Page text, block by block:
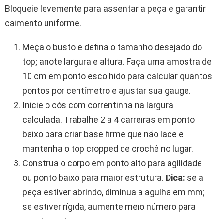
Bloqueie levemente para assentar a peça e garantir
caimento uniforme.
Meça o busto e defina o tamanho desejado do
top; anote largura e altura. Faça uma amostra de
10 cm em ponto escolhido para calcular quantos
pontos por centímetro e ajustar sua gauge.
Inicie o cós com correntinha na largura
calculada. Trabalhe 2 a 4 carreiras em ponto
baixo para criar base firme que não lace e
mantenha o top cropped de crochê no lugar.
Construa o corpo em ponto alto para agilidade
ou ponto baixo para maior estrutura. Dica: se a
peça estiver abrindo, diminua a agulha em mm;
se estiver rígida, aumente meio número para